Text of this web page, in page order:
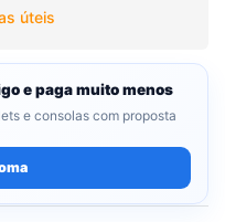
úteis
e paga muito menos
e consolas com proposta